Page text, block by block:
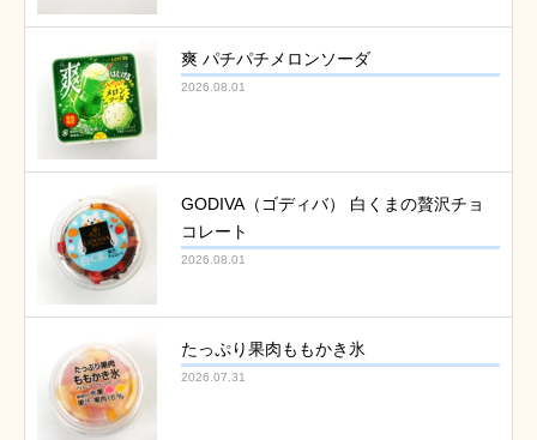
爽 パチパチメロンソーダ
2026.08.01
GODIVA（ゴディバ） 白くまの贅沢チョ
コレート
2026.08.01
たっぷり果肉ももかき氷
2026.07.31